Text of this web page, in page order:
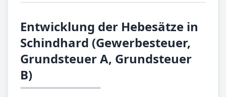
Entwicklung der Hebesätze in
Schindhard (Gewerbesteuer,
Grundsteuer A, Grundsteuer
B)